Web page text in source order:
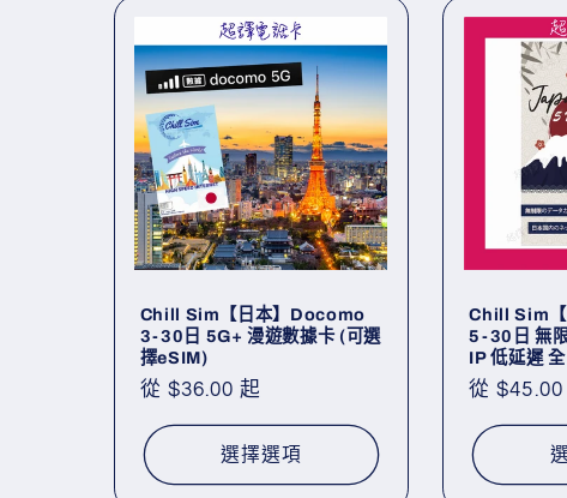
Chill Sim【日本】Docomo
3-30日 5G+ 漫遊數據卡 (可選
擇eSIM)
定
從 $36.00 起
選擇選項
Chill Sim
5-30日 無
IP 低延遲
定
從 $45.00